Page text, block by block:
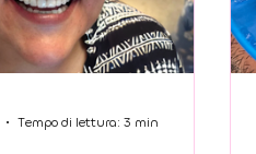
Tempo di lettura: 3 min